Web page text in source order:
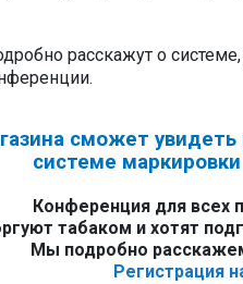
расскажут о
сможет
системе
Конференция для всех
табаком и хотят
Мы подробно
Регистрация